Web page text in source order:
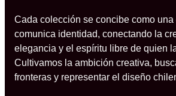
Cada colección se concibe como una
comunica identidad, conectando la
elegancia y el espíritu libre de quien
Cultivamos la ambición creativa,
fronteras y representar el diseño